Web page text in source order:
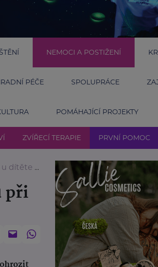
NEMOCI A POSTIŽENÍ
PÉČE SPOLUPRÁCE
POMÁHAJÍCÍ PROJEKTY
ZVÍŘECÍ TERAPIE PRVNÍ POMOC
cizím předmětem
při